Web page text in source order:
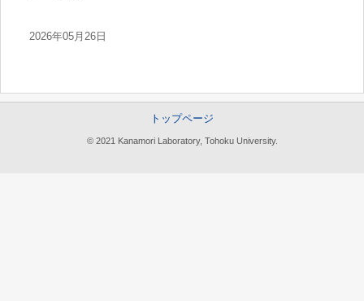
2026年05月26日
トップページ
© 2021 Kanamori Laboratory, Tohoku University.